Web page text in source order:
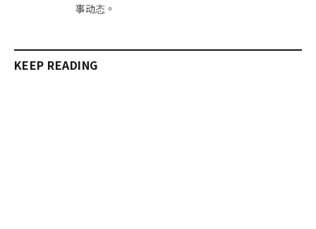
事动态。
KEEP READING